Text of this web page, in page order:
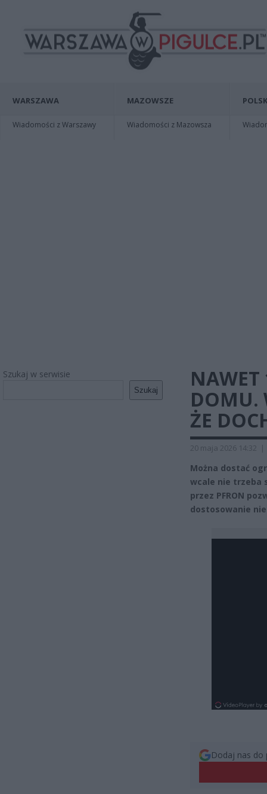
WARSZAWA
Wiadomości z Warszawy
MAZOWSZE
Wiadomości z Mazowsza
Szukaj w serwisie
Szukaj
NAWET
DOMU.
ŻE
20 maja 2026 14:32 |
Można dostać
wcale nie trzeba
przez PFRON
dostosowanie
Dodaj nas do